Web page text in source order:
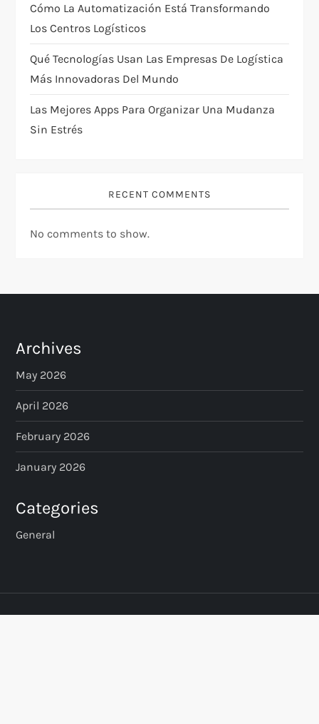
o
n
Cómo La Automatización Está Transformando
Los Centros Logísticos
Qué Tecnologías Usan Las Empresas De Logística
Más Innovadoras Del Mundo
Las Mejores Apps Para Organizar Una Mudanza
Sin Estrés
RECENT COMMENTS
No comments to show.
Archives
May 2026
April 2026
February 2026
January 2026
Categories
General